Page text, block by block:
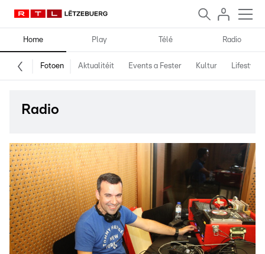
Home Play Télé Radio
Fotoen Aktualitéit Events a Fester Kultur Lifestyle
Radio